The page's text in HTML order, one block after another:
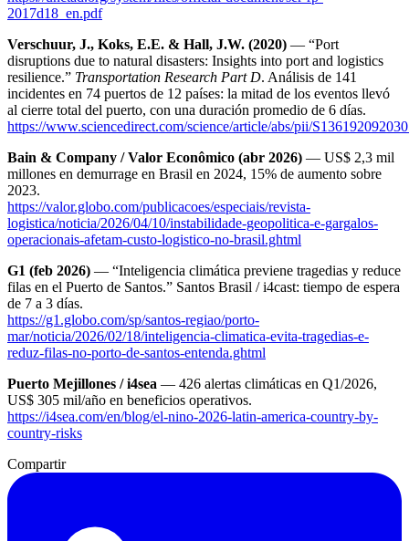
2017d18_en.pdf
Verschuur, J., Koks, E.E. & Hall, J.W. (2020) — “Port
disruptions due to natural disasters: Insights into port and logistics
resilience.” Transportation Research Part D. Análisis de 141
incidentes en 74 puertos de 12 países: la mitad de los eventos llevó
al cierre total del puerto, con una duración promedio de 6 días.
https://www.sciencedirect.com/science/article/abs/pii/
Bain & Company / Valor Econômico (abr 2026) — US$ 2,3 mil
millones en demurrage en Brasil en 2024, 15% de aumento sobre
2023.
https://valor.globo.com/publicacoes/especiais/revista-
logistica/noticia/2026/04/10/instabilidade-geopolitica-e-gargalos-
operacionais-afetam-custo-logistico-no-brasil.ghtml
G1 (feb 2026) — “Inteligencia climática previene tragedias y reduce
filas en el Puerto de Santos.” Santos Brasil / i4cast: tiempo de espera
de 7 a 3 días.
https://g1.globo.com/sp/santos-regiao/porto-
mar/noticia/2026/02/18/inteligencia-climatica-evita-tragedias-e-
reduz-filas-no-porto-de-santos-entenda.ghtml
Puerto Mejillones / i4sea — 426 alertas climáticas en Q1/2026,
US$ 305 mil/año en beneficios operativos.
https://i4sea.com/en/blog/el-nino-2026-latin-america-country-by-
country-risks
Compartir